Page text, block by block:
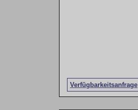
Verfügbarkeitsanfrage